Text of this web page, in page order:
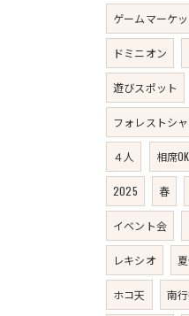
ゲームマーケッ
ドミニオン
遊びスポット
フォレストシ
４人 相席OK
2025 春
イベント会
レキシオ
ホコ天 南